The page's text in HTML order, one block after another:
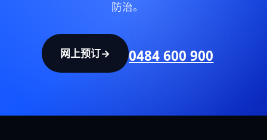
防治。
网上预订→ 0484 600 900